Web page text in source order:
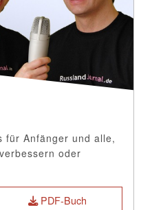
für Anfänger und alle,
oder
PDF-Buch